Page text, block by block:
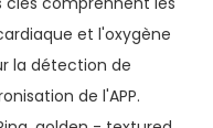
et l'oxygène
la détection de
de l'APP.